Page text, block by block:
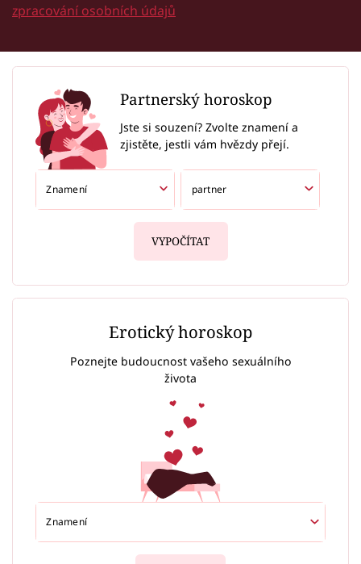
zpracování osobních údajů
Partnerský horoskop
Jste si souzení? Zvolte znamení a
zjistěte, jestli vám hvězdy přejí.
VYPOČÍTAT
Erotický horoskop
Poznejte budoucnost vašeho sexuálního
života